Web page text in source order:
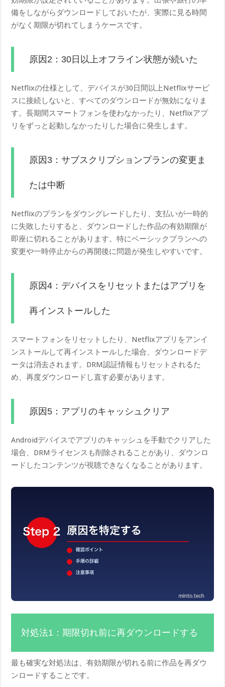
備をしながらダウンロードしておいたが、実際に見る時間
がなく期限が切れてしまうケースです。
原因2：30日以上オフライン状態が続いた
Netflixの仕様として、デバイスが30日間以上Netflixサービ
スに接続しないと、すべてのダウンロードが無効になりま
す。長期間スマートフォンを使わなかったり、Netflixアプ
リをずっと起動しなかったりした場合に発生します。
原因3：サブスクリプションプランの変更ま
たは中断
Netflixのプランをダウングレードしたり、支払いが一時的
に失敗したりすると、ダウンロードした作品の有効期限が
即座に切れることがあります。特にベーシックプランへの
変更や一時停止からの再開後に問題が発生しやすいです。
原因4：デバイスをリセットまたはアプリを
再インストールした
スマートフォンをリセットしたり、Netflixアプリをアンイ
ンストールして再インストールした場合、ダウンロードデ
ータは消去されます。DRM認証情報もリセットされるた
め、再度ダウンロードし直す必要があります。
原因5：アプリのキャッシュクリア
Androidデバイスでアプリのキャッシュを手動でクリアした
場合、DRMライセンスも削除されることがあり、ダウンロ
ードしたコンテンツが視聴できなくなることがあります。
対処法1：期限切れ前に再ダウンロードする
最も確実な対処法は、有効期限が切れる前に作品を再ダウ
ンロードすることです。